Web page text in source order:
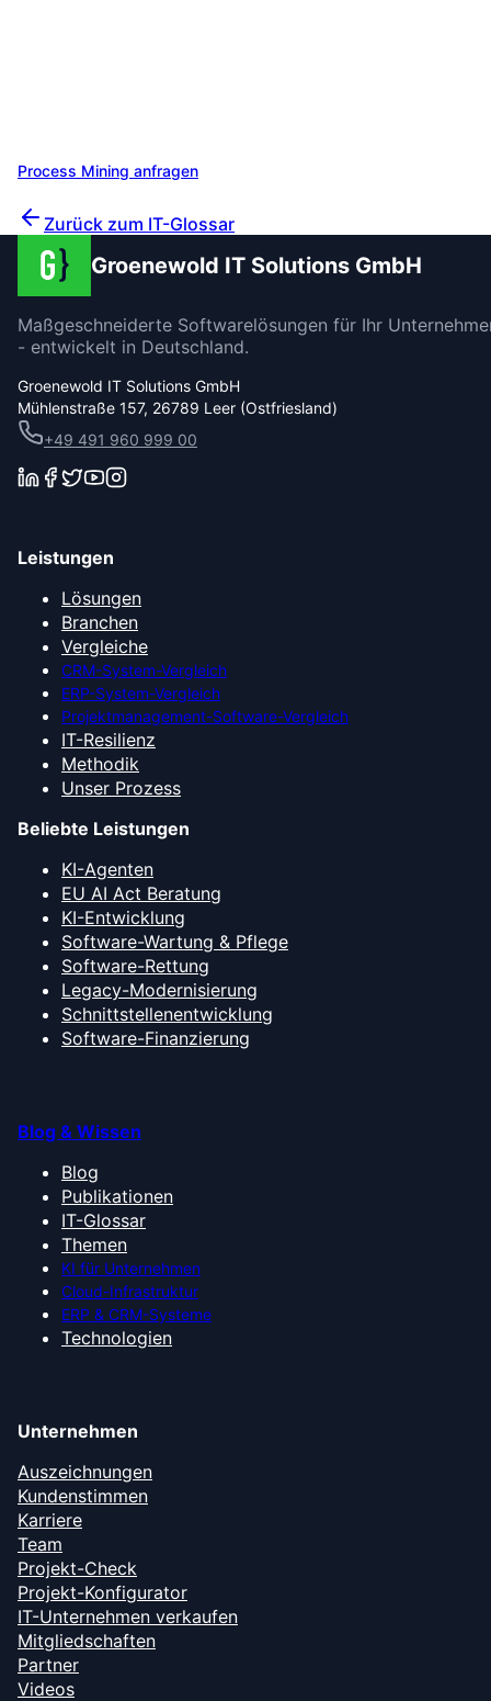
Process Mining anfragen
Zurück zum IT-Glossar
Groenewold IT Solutions GmbH
Maßgeschneiderte Softwarelösungen für Ihr
- entwickelt in Deutschland.
Groenewold IT Solutions GmbH
Mühlenstraße 157, 26789 Leer (Ostfriesland)
+49 491 960 999 00
Leistungen
Lösungen
Branchen
Vergleiche
CRM-System-Vergleich
ERP-System-Vergleich
Projektmanagement-Software-Vergleich
IT-Resilienz
Methodik
Unser Prozess
Beliebte Leistungen
KI-Agenten
EU AI Act Beratung
KI-Entwicklung
Software-Wartung & Pflege
Software-Rettung
Legacy-Modernisierung
Schnittstellenentwicklung
Software-Finanzierung
Blog & Wissen
Blog
Publikationen
IT-Glossar
Themen
KI für Unternehmen
Cloud-Infrastruktur
ERP & CRM-Systeme
Technologien
Unternehmen
Auszeichnungen
Kundenstimmen
Karriere
Team
Projekt-Check
Projekt-Konfigurator
IT-Unternehmen verkaufen
Mitgliedschaften
Partner
Videos